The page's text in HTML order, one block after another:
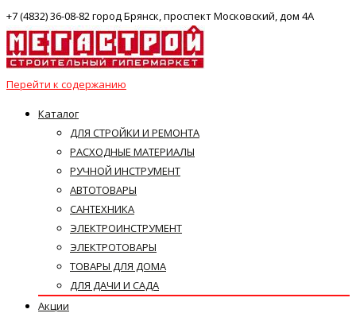
+7 (4832) 36-08-82 город Брянск, проспект Московский, дом 4А
Перейти к содержанию
Каталог
ДЛЯ СТРОЙКИ И РЕМОНТА
РАСХОДНЫЕ МАТЕРИАЛЫ
РУЧНОЙ ИНСТРУМЕНТ
АВТОТОВАРЫ
САНТЕХНИКА
ЭЛЕКТРОИНСТРУМЕНТ
ЭЛЕКТРОТОВАРЫ
ТОВАРЫ ДЛЯ ДОМА
ДЛЯ ДАЧИ И САДА
Акции